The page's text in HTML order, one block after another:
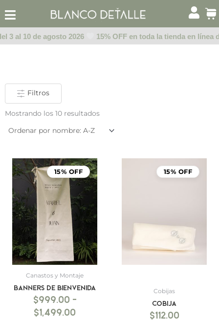
al
contenido
3 al 10 de agosto 2026 15% OFF en toda la tienda en línea
Filtros
Mostrando los 10 resultados
15% OFF
Canastos y Montaje
BANNERS DE BIENVENIDA
$999.00 -
$1,499.00
Rango
de
precios:
desde
$999.00
hasta
$1,499.00
15% OFF
Cobijas
Cobija
$112.00